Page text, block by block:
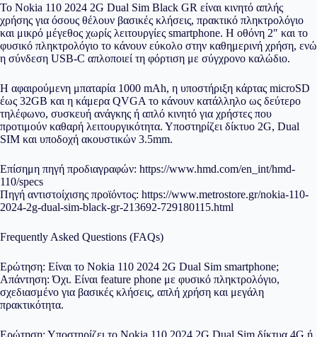
Το Nokia 110 2024 2G Dual Sim Black GR είναι κινητό απλής
χρήσης για όσους θέλουν βασικές κλήσεις, πρακτικό πληκτρολόγιο
και μικρό μέγεθος χωρίς λειτουργίες smartphone. Η οθόνη 2″ και το
φυσικό πληκτρολόγιο το κάνουν εύκολο στην καθημερινή χρήση, ενώ
η σύνδεση USB-C απλοποιεί τη φόρτιση με σύγχρονο καλώδιο.
Η αφαιρούμενη μπαταρία 1000 mAh, η υποστήριξη κάρτας microSD
έως 32GB και η κάμερα QVGA το κάνουν κατάλληλο ως δεύτερο
τηλέφωνο, συσκευή ανάγκης ή απλό κινητό για χρήστες που
προτιμούν καθαρή λειτουργικότητα. Υποστηρίζει δίκτυο 2G, Dual
SIM και υποδοχή ακουστικών 3.5mm.
Επίσημη πηγή προδιαγραφών: https://www.hmd.com/en_int/hmd-
110/specs
Πηγή αντιστοίχισης προϊόντος: https://www.metrostore.gr/nokia-110-
2024-2g-dual-sim-black-gr-213692-729180115.html
Frequently Asked Questions (FAQs)
Ερώτηση: Είναι το Nokia 110 2024 2G Dual Sim smartphone;
Απάντηση: Όχι. Είναι feature phone με φυσικό πληκτρολόγιο,
σχεδιασμένο για βασικές κλήσεις, απλή χρήση και μεγάλη
πρακτικότητα.
Ερώτηση: Υποστηρίζει το Nokia 110 2024 2G Dual Sim δίκτυα 4G ή